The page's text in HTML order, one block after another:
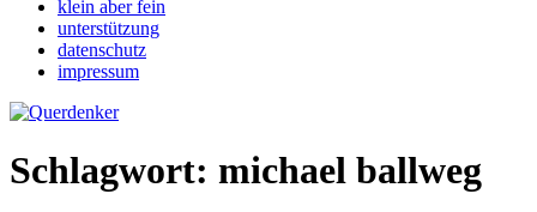
klein aber fein
unterstützung
datenschutz
impressum
Schlagwort: michael ballweg